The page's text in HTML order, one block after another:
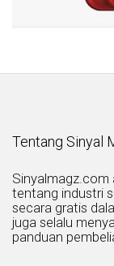
Tentang Sinyal
Sinyalmagz.com
tentang industri
secara gratis
juga selalu
panduan